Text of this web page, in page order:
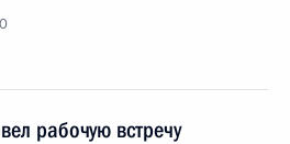
рабочую встречу